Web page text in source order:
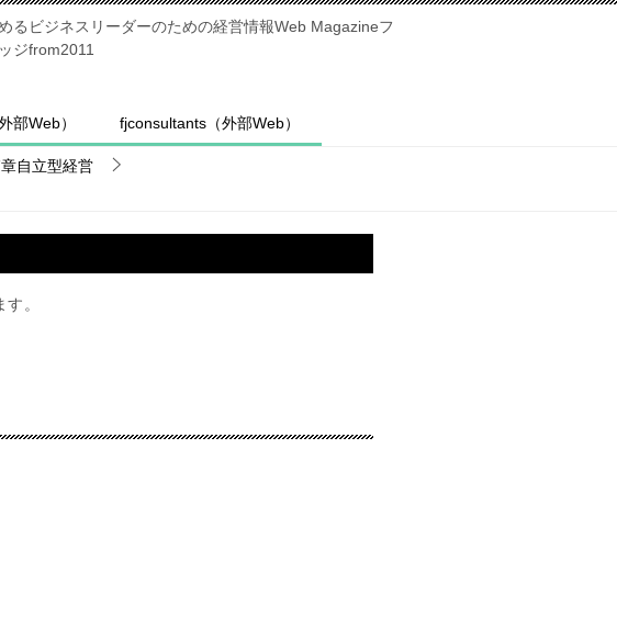
るビジネスリーダーのための経営情報Web Magazineフ
ジfrom2011
部Web） fjconsultants（外部Web）
自立型経営
。